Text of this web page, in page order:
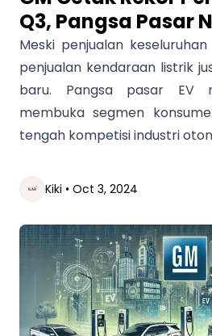
Q3, Pangsa Pasar
Meski penjualan
penjualan kendaraan listrik
baru. Pangsa pasar EV
membuka segmen
tengah kompetisi industri
Kiki • Oct 3, 2024